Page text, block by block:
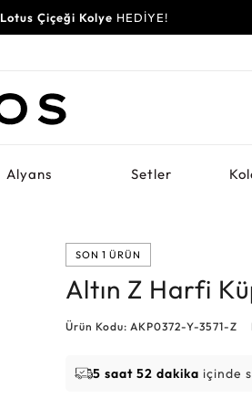
Lotus Çiçeği Kolye HEDİYE!
Alyans Setler
SON 1 ÜRÜN
Altın Z Harfi
Ürün Kodu: AKP0372-Y-3571-Z
5 saat 52 dakika içinde